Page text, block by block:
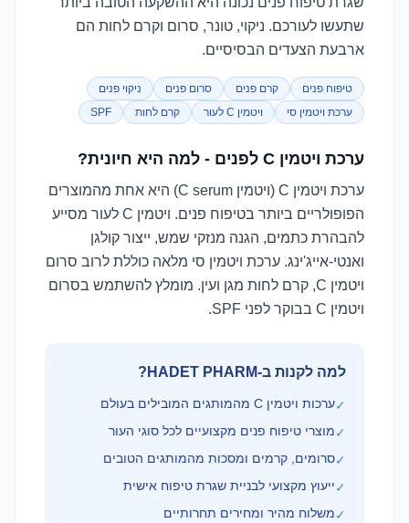
שתעשו לעורכם. ניקוי, טונר, סרום וקרם לחות הם
ארבעת הצעדים הבסיסיים.
טיפוח פנים קרם פנים סרום פנים
ניקוי פנים
ערכת ויטמין סי
ויטמין C לעור קרם לחות SPF
ערכת ויטמין C לפנים - למה היא חיונית?
ערכת ויטמין C (ויטמין C serum) היא אחת מהמוצרים
הפופולריים ביותר בטיפוח פנים. ויטמין C לעור מסייע
להבהרת כתמים, הגנה מנזקי שמש, ייצור קולגן
ואנטי-אייג'ינג. ערכת ויטמין סי מלאה כוללת לרוב סרום
ויטמין C, קרם לחות מגן ועין. מומלץ להשתמש בסרום
ויטמין C בבוקר לפני SPF.
למה לקנות ב-HADET PHARM?
✓ערכות ויטמין C מהמותגים המובילים בעולם
✓מוצרי טיפוח פנים מקצועיים לכל סוגי העור
✓סרומים, קרמים ומסכות מהמותגים הטובים
✓ייעוץ מקצועי לבניית שגרת טיפוח אישית
✓משלוח מהיר ומחירים תחרותיים